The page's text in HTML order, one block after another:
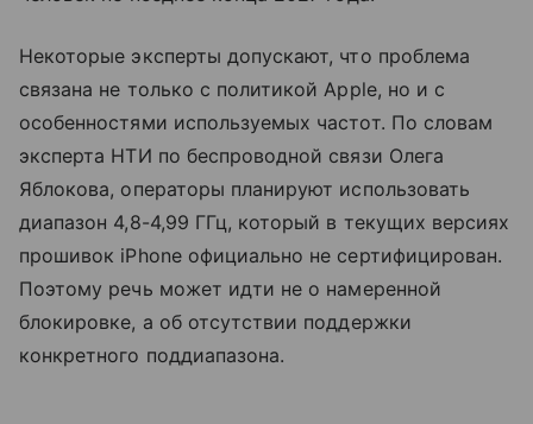
Некоторые эксперты допускают, что проблема
связана не только с политикой Apple, но и с
особенностями используемых частот. По словам
эксперта НТИ по беспроводной связи Олега
Яблокова, операторы планируют использовать
диапазон 4,8-4,99 ГГц, который в текущих версиях
прошивок iPhone официально не сертифицирован.
Поэтому речь может идти не о намеренной
блокировке, а об отсутствии поддержки
конкретного поддиапазона.